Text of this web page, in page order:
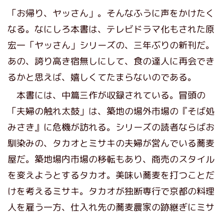
「お帰り、ヤッさん」。そんなふうに声をかけたく
なる。なにしろ本書は、テレビドラマ化もされた原
宏一「ヤッさん」シリーズの、三年ぶりの新刊だ。
あの、誇り高き宿無しにして、食の達人に再会でき
るかと思えば、嬉しくてたまらないのである。
本書には、中篇三作が収録されている。冒頭の
「夫婦の触れ太鼓」は、築地の場外市場の『そば処
みさき』に危機が訪れる。シリーズの読者ならばお
馴染みの、タカオとミサキの夫婦が営んでいる蕎麦
屋だ。築地場内市場の移転もあり、商売のスタイル
を変えようとするタカオ。美味い蕎麦を打つことだ
けを考えるミサキ。タカオが独断専行で京都の料理
人を雇う一方、仕入れ先の蕎麦農家の跡継ぎにミサ